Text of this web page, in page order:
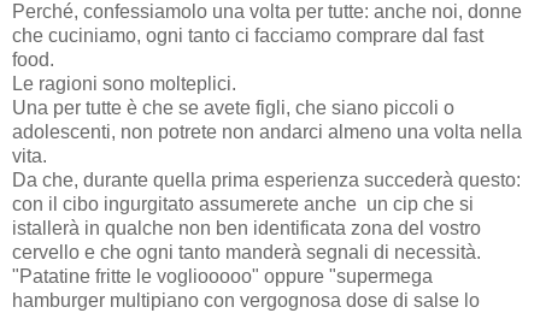
Perché, confessiamolo una volta per tutte: anche noi, donne
che cuciniamo, ogni tanto ci facciamo comprare dal fast
food.
Le ragioni sono molteplici.
Una per tutte è che se avete figli, che siano piccoli o
adolescenti, non potrete non andarci almeno una volta nella
vita.
Da che, durante quella prima esperienza succederà questo:
con il cibo ingurgitato assumerete anche un cip che si
istallerà in qualche non ben identificata zona del vostro
cervello e che ogni tanto manderà segnali di necessità.
"Patatine fritte le vogliooooo" oppure "supermega
hamburger multipiano con vergognosa dose di salse lo